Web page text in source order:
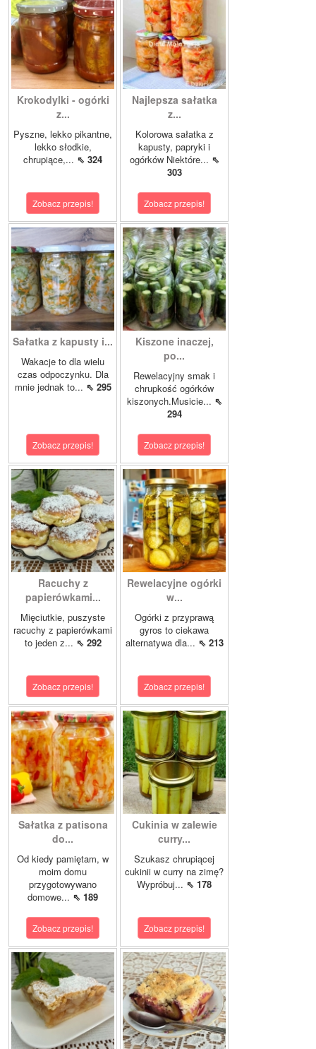
Krokodylki - ogórki
z...
Pyszne, lekko pikantne,
lekko słodkie,
chrupiące,... ⇖ 324
Zobacz przepis!
Najlepsza sałatka
z...
Kolorowa sałatka z
kapusty, papryki i
ogórków Niektóre... ⇖
303
Zobacz przepis!
Sałatka z kapusty i...
Wakacje to dla wielu
czas odpoczynku. Dla
mnie jednak to... ⇖ 295
Zobacz przepis!
Kiszone inaczej,
po...
Rewelacyjny smak i
chrupkość ogórków
kiszonych.Musicie... ⇖
294
Zobacz przepis!
Racuchy z
papierówkami...
Mięciutkie, puszyste
racuchy z papierówkami
to jeden z... ⇖ 292
Zobacz przepis!
Rewelacyjne ogórki
w...
Ogórki z przyprawą
gyros to ciekawa
alternatywa dla... ⇖ 213
Zobacz przepis!
Sałatka z patisona
do...
Od kiedy pamiętam, w
moim domu
przygotowywano
domowe... ⇖ 189
Zobacz przepis!
Cukinia w zalewie
curry...
Szukasz chrupiącej
cukinii w curry na zimę?
Wypróbuj... ⇖ 178
Zobacz przepis!